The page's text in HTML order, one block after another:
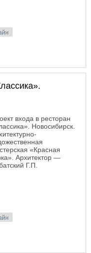
входа в ресторан
Новосибирск.
«Красная
Архитектор —
Г.П.